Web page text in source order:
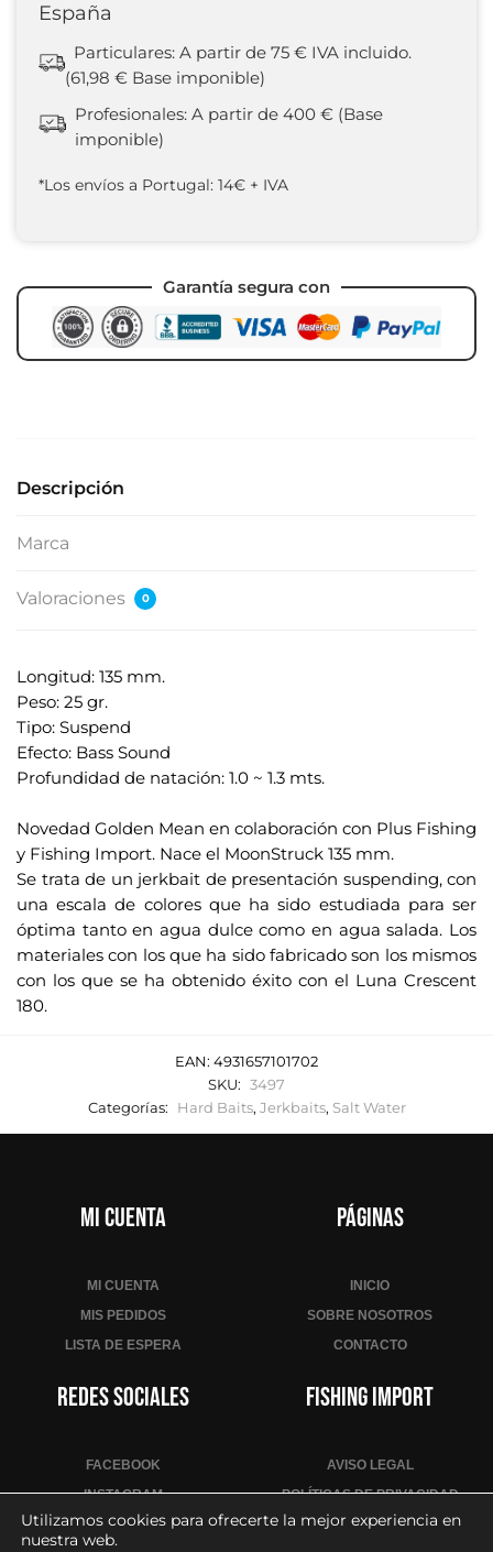
España
Particulares: A partir de 75 € IVA incluido.
(61,98 € Base imponible)
Profesionales: A partir de 400 € (Base
imponible)
*Los envíos a Portugal: 14€ + IVA
Garantía segura con
Descripción
Marca
Valoraciones 0
Longitud: 135 mm.
Peso: 25 gr.
Tipo: Suspend
Efecto: Bass Sound
Profundidad de natación: 1.0 ~ 1.3 mts.
Novedad Golden Mean en colaboración con Plus Fishing
y Fishing Import. Nace el MoonStruck 135 mm.
Se trata de un jerkbait de presentación suspending, con
una escala de colores que ha sido estudiada para ser
óptima tanto en agua dulce como en agua salada. Los
materiales con los que ha sido fabricado son los mismos
con los que se ha obtenido éxito con el Luna Crescent
180.
EAN: 4931657101702
SKU: 3497
Categorías:
Hard Baits, Jerkbaits, Salt Water
Mi cuenta
MI CUENTA
MIS PEDIDOS
LISTA DE ESPERA
Páginas
INICIO
SOBRE NOSOTROS
CONTACTO
Redes sociales
FACEBOOK
INSTAGRAM
YOUTUBE
Fishing Import
AVISO LEGAL
POLÍTICAS DE PRIVACIDAD
POLÍTICA DE COOKIES
Utilizamos cookies para ofrecerte la mejor experiencia en
nuestra web.